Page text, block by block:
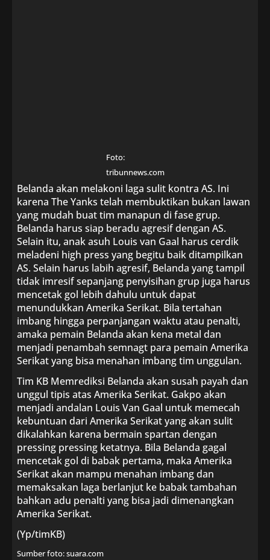
Foto:
tribunnews.com
Belanda akan melakoni laga sulit kontra AS. Ini
karena The Yanks telah membuktikan bukan lawan
yang mudah buat tim manapun di fase grup.
Belanda harus siap beradu agresif dengan AS.
Selain itu, anak asuh Louis van Gaal harus cerdik
meladeni high press yang begitu baik ditampilkan
AS. Selain harus labih agresif, Belanda yang tampil
tidak imresif sepanjang penyisihan grup juga harus
mencetak gol lebih dahulu untuk dapat
menundukkan Amerika Serikat. Bila tertahan
imbang hingga perpanjangan waktu atau penalti,
amaka pemain Belanda akan kena metal dan
menjadi penambah semnagt para pemain Amerika
Serikat yang bisa menahan imbang tim unggulan.
Tim KB Memrediksi Belanda akan susah payah dan
unggul tipis atas Amerika Serikat. Gakpo akan
menjadi andalan Louis Van Gaal untuk memecah
kebuntuan dari Amerika Serikat yang akan sulit
dikalahkan karena bermain spartan dengan
pressing pressing ketatnya. Bila Belanda gagal
mencetak gol di babak pertama, maka Amerika
Serikat akan mampu menahan imbang dan
memaksakan laga berlanjut ke babak tambahan
bahkan adu penalti yang bisa jadi dimenangkan
Amerika Serikat.
(Yp/timKB)
Sumber foto: suara.com